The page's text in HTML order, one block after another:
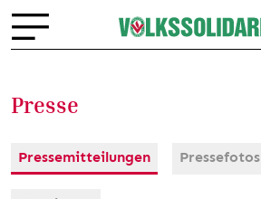
Presse
Pressemitteilungen Pressefotos